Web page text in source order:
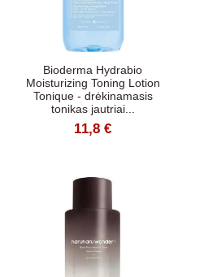
Bioderma Hydrabio
Moisturizing Toning Lotion
Tonique - drėkinamasis
tonikas jautriai...
11,8 €